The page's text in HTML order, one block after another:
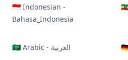
🇮🇩 Indonesian -
Bahasa_Indonesia
🇸🇦 Arabic - العربية